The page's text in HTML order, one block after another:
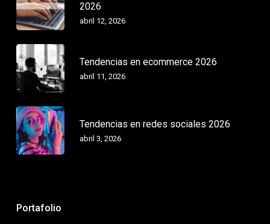
2026
abril 12, 2026
Tendencias en ecommerce 2026
abril 11, 2026
Tendencias en redes sociales 2026
abril 3, 2026
Portafolio